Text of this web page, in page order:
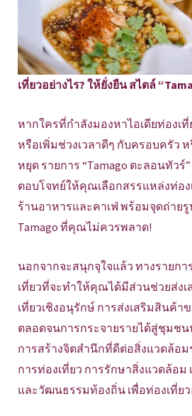
เที่ยวอย่างไร? ให้ยั่งยืน สไตล์
หากใครที่กำลังมองหาไอเดียท่องเ
หรือเพิ่มช่วงเวลาดีๆ กับครอบครัว
หยุด รายการ “Tamago ตะลอนทัวร์
ตอบโจทย์ให้คุณเลือกสรรแหล่งท่อ
ร้านอาหารและคาเฟ่ พร้อมจุดถ่าย
Tamago ที่คุณไม่ควรพลาด!
นอกจากจะสนุกจุใจแล้ว ทางรายก
เที่ยวที่จะทำให้คุณได้มีส่วนช่วยส่ง
เที่ยวเชิงอนุรักษ์ การส่งเสริมสินค้
ตลอดจนการกระจายรายได้สู่ชุมช
การสร้างจิตสำนึกที่ดีต่อสิ่งแวดล้อม
การท่องเที่ยว การรักษาสิ่งแวดล้อ
และวัฒนธรรมท้องถิ่น เพื่อท่องเที่ย